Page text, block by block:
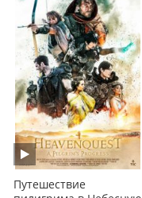
Путешествие